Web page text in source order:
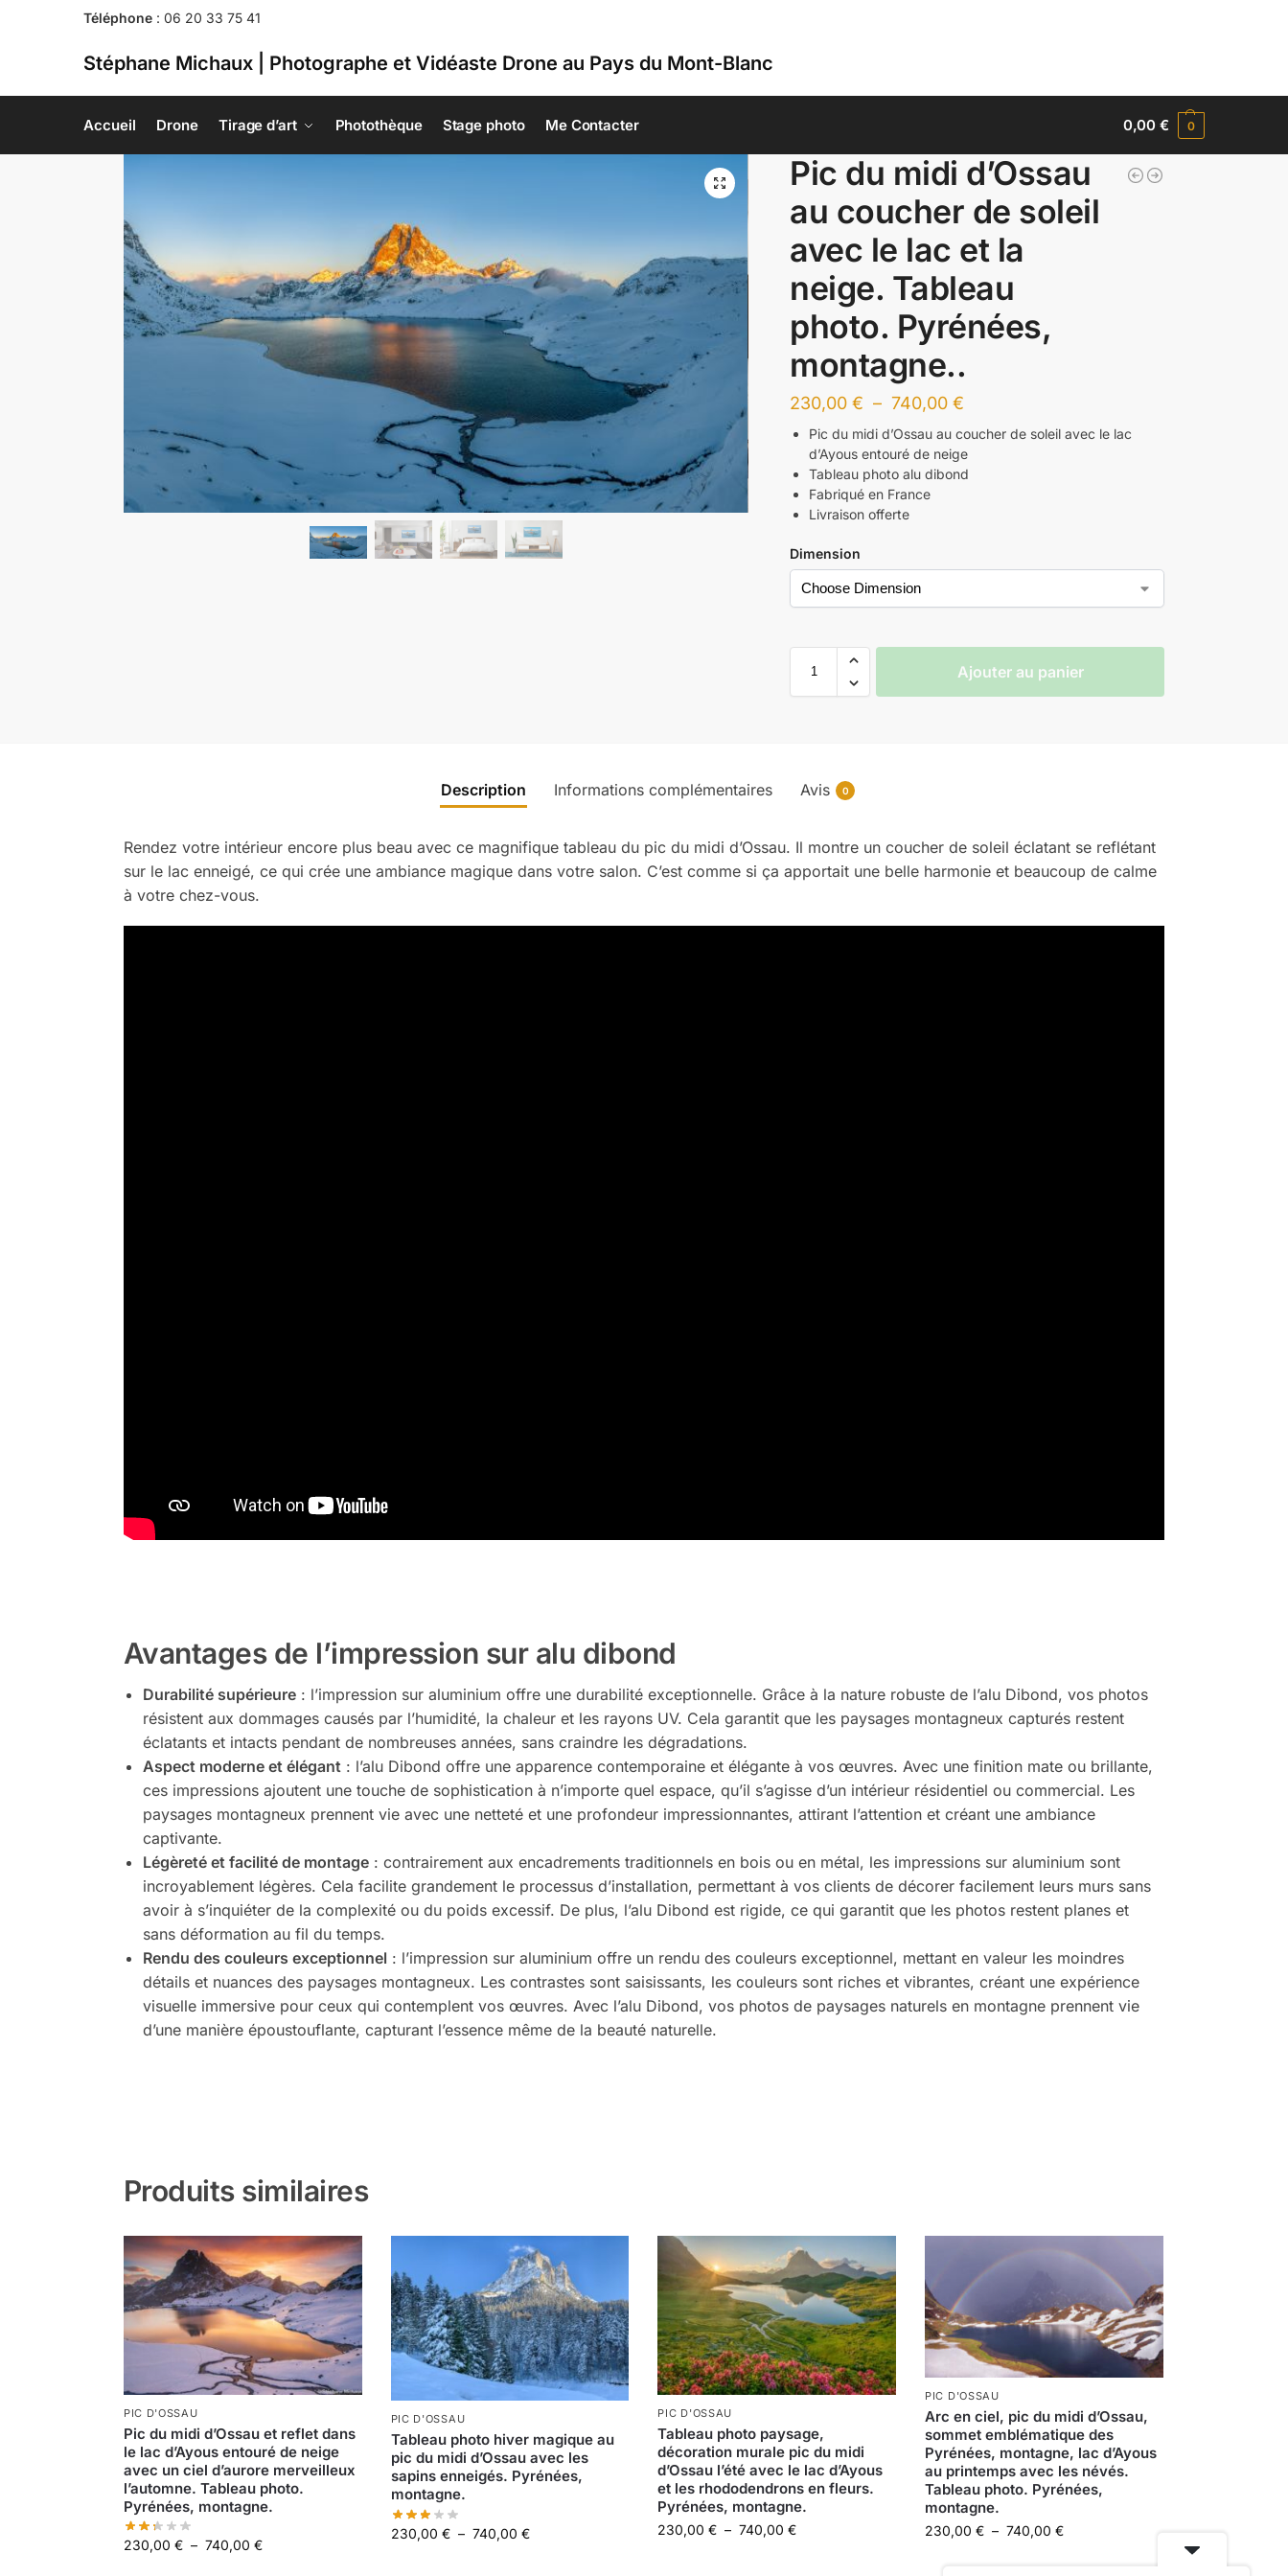
Téléphone : 06 20 33 75 41
Stéphane Michaux | Photographe et Vidéaste Drone au Pays du Mont-Blanc
Accueil Drone Tirage d’art Photothèque Stage photo Me Contacter 0,00€ 0
Pic du midi d’Ossau
au coucher de soleil
avec le lac et la
neige. Tableau
photo. Pyrénées,
montagne..
230,00€ – 740,00€
Pic du midi d’Ossau au coucher de soleil avec le lac
d’Ayous entouré de neige
Tableau photo alu dibond
Fabriqué en France
Livraison offerte
Dimension
Ajouter au panier
Description Informations complémentaires Avis 0
Rendez votre intérieur encore plus beau avec ce magnifique tableau du pic du midi d’Ossau. Il montre un coucher de soleil éclatant se reflétant
sur le lac enneigé, ce qui crée une ambiance magique dans votre salon. C’est comme si ça apportait une belle harmonie et beaucoup de calme
à votre chez-vous.
Avantages de l’impression sur alu dibond
Durabilité supérieure: l’impression sur aluminium offre une durabilité exceptionnelle. Grâce à la nature robuste de l’alu Dibond, vos photos
résistent aux dommages causés par l’humidité, la chaleur et les rayons UV. Cela garantit que les paysages montagneux capturés restent
éclatants et intacts pendant de nombreuses années, sans craindre les dégradations.
Aspect moderne et élégant: l’alu Dibond offre une apparence contemporaine et élégante à vos œuvres. Avec une finition mate ou brillante,
ces impressions ajoutent une touche de sophistication à n’importe quel espace, qu’il s’agisse d’un intérieur résidentiel ou commercial. Les
paysages montagneux prennent vie avec une netteté et une profondeur impressionnantes, attirant l’attention et créant une ambiance
captivante.
Légèreté et facilité de montage: contrairement aux encadrements traditionnels en bois ou en métal, les impressions sur aluminium sont
incroyablement légères. Cela facilite grandement le processus d’installation, permettant à vos clients de décorer facilement leurs murs sans
avoir à s’inquiéter de la complexité ou du poids excessif. De plus, l’alu Dibond est rigide, ce qui garantit que les photos restent planes et
sans déformation au fil du temps.
Rendu des couleurs exceptionnel : l’impression sur aluminium offre un rendu des couleurs exceptionnel, mettant en valeur les moindres
détails et nuances des paysages montagneux. Les contrastes sont saisissants, les couleurs sont riches et vibrantes, créant une expérience
visuelle immersive pour ceux qui contemplent vos œuvres. Avec l’alu Dibond, vos photos de paysages naturels en montagne prennent vie
d’une manière époustouflante, capturant l’essence même de la beauté naturelle.
Produits similaires
PIC D'OSSAU
Pic du midi d’Ossau et reflet dans
le lac d’Ayous entouré de neige
avec un ciel d’aurore merveilleux
l’automne. Tableau photo.
Pyrénées, montagne.
230,00 € – 740,00 €
PIC D'OSSAU
Tableau photo hiver magique au
pic du midi d’Ossau avec les
sapins enneigés. Pyrénées,
montagne.
230,00 € – 740,00 €
PIC D'OSSAU
Tableau photo paysage,
décoration murale pic du midi
d’Ossau l’été avec le lac d’Ayous
et les rhododendrons en fleurs.
Pyrénées, montagne.
230,00€ – 740,00€
PIC D'OSSAU
Arc en ciel, pic du midi d’Ossau,
sommet emblématique des
Pyrénées, montagne, lac d’Ayous
au printemps avec les névés.
Tableau photo. Pyrénées,
montagne.
230,00€ – 740,00€